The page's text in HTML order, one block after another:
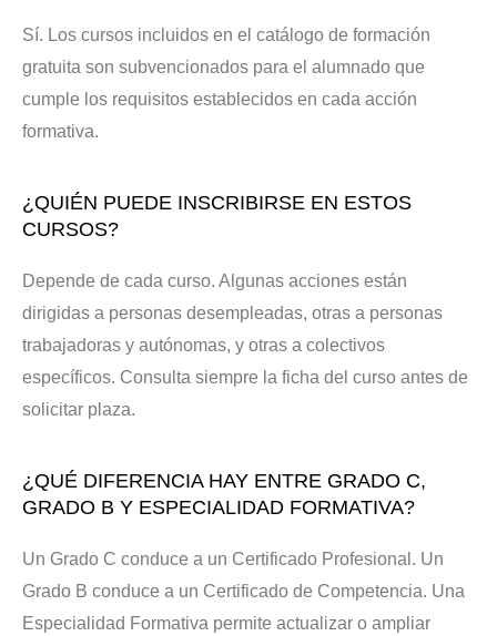
Sí. Los cursos incluidos en el catálogo de formación
gratuita son subvencionados para el alumnado que
cumple los requisitos establecidos en cada acción
formativa.
¿QUIÉN PUEDE INSCRIBIRSE EN ESTOS
CURSOS?
Depende de cada curso. Algunas acciones están
dirigidas a personas desempleadas, otras a personas
trabajadoras y autónomas, y otras a colectivos
específicos. Consulta siempre la ficha del curso antes de
solicitar plaza.
¿QUÉ DIFERENCIA HAY ENTRE GRADO C,
GRADO B Y ESPECIALIDAD FORMATIVA?
Un Grado C conduce a un Certificado Profesional. Un
Grado B conduce a un Certificado de Competencia. Una
Especialidad Formativa permite actualizar o ampliar